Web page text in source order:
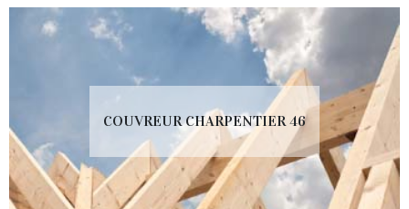
COUVREUR CHARPENTIER 46